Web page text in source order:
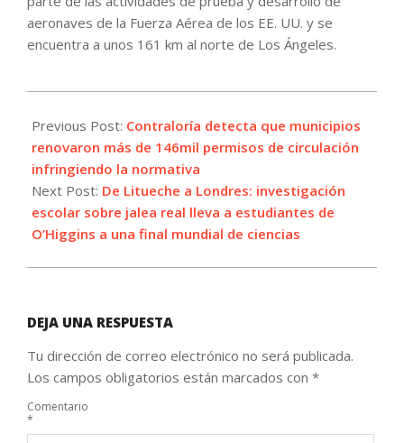
aeronaves de la Fuerza Aérea de los EE. UU. y se
encuentra a unos 161 km al norte de Los Ángeles.
06-
16
Previous Post: Contraloría detecta que municipios
renovaron más de 146mil permisos de circulación
infringiendo la normativa
Next Post: De Litueche a Londres: investigación
escolar sobre jalea real lleva a estudiantes de
O’Higgins a una final mundial de ciencias
DEJA UNA RESPUESTA
Tu dirección de correo electrónico no será publicada.
Los campos obligatorios están marcados con *
Comentario
*